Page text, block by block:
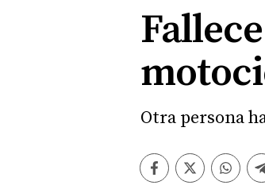
Otra persona
Facebook
Twitter